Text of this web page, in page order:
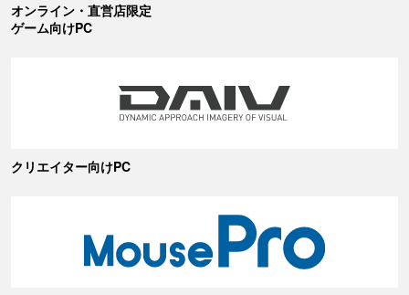
オンライン・直営店限定
ゲーム向けPC
クリエイター向けPC